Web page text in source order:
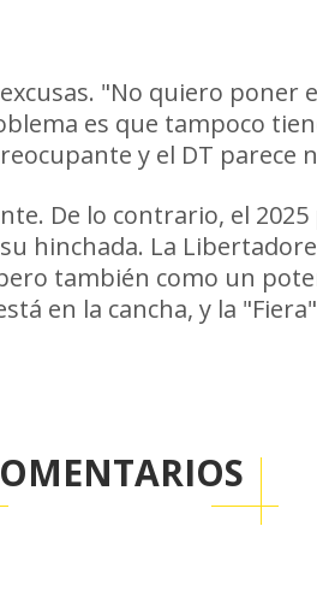
"No quiero poner
es que tampoco
y el DT parece
De lo contrario, el
hinchada. La
también como un
en la cancha, y la